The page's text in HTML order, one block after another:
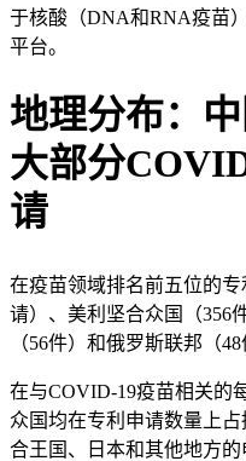
于核酸（DNA和RNA疫苗
平台。
地理分布：
大部分
请
在疫苗领域排名前五位的
请）、美利坚合众国（356
（56件）和俄罗斯联邦（48
在与COVID-19疫苗相关的
众国均在专利申请数量上
合王国、日本和其他地方